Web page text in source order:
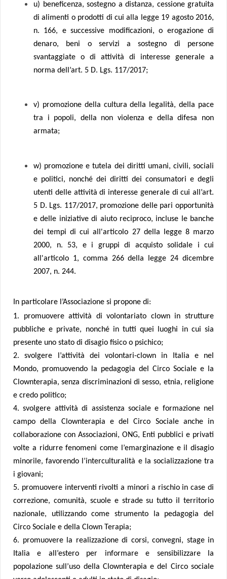
u) beneficenza, sostegno a distanza, cessione gratuita
di alimenti o prodotti di cui alla legge 19 agosto 2016,
n. 166, e successive modificazioni, o erogazione di
denaro, beni o servizi a sostegno di persone
svantaggiate o di attività di interesse generale a
norma dell’art. 5 D. Lgs. 117/2017;
v) promozione della cultura della legalità, della pace
tra i popoli, della non violenza e della difesa non
armata;
w) promozione e tutela dei diritti umani, civili, sociali
e politici, nonché dei diritti dei consumatori e degli
utenti delle attività di interesse generale di cui all’art.
5 D. Lgs. 117/2017, promozione delle pari opportunità
e delle iniziative di aiuto reciproco, incluse le banche
dei tempi di cui all'articolo 27 della legge 8 marzo
2000, n. 53, e i gruppi di acquisto solidale i cui
all'articolo 1, comma 266 della legge 24 dicembre
2007, n. 244.
In particolare l’Associazione si propone di:
1. promuovere attività di volontariato clown in strutture
pubbliche e private, nonché in tutti quei luoghi in cui sia
presente uno stato di disagio fisico o psichico;
2. svolgere l’attività dei volontari-clown in Italia e nel
Mondo, promuovendo la pedagogia del Circo Sociale e la
Clownterapia, senza discriminazioni di sesso, etnia, religione
e credo politico;
4. svolgere attività di assistenza sociale e formazione nel
campo della Clownterapia e del Circo Sociale anche in
collaborazione con Associazioni, ONG, Enti pubblici e privati
volte a ridurre fenomeni come l’emarginazione e il disagio
minorile, favorendo l’interculturalità e la socializzazione tra
i giovani;
5. promuovere interventi rivolti a minori a rischio in case di
correzione, comunità, scuole e strade su tutto il territorio
nazionale, utilizzando come strumento la pedagogia del
Circo Sociale e della Clown Terapia;
6. promuovere la realizzazione di corsi, convegni, stage in
Italia e all’estero per informare e sensibilizzare la
popolazione sull’uso della Clownterapia e del Circo sociale